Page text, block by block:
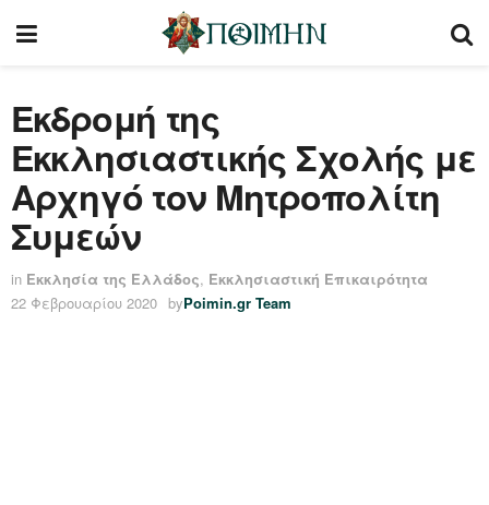
Εκδρομή της
Εκκλησιαστικής Σχολής με
Αρχηγό τον Μητροπολίτη
Συμεών
in Εκκλησία της Ελλάδος, Εκκλησιαστική Επικαιρότητα
22 Φεβρουαρίου 2020 byPoimin.gr Team